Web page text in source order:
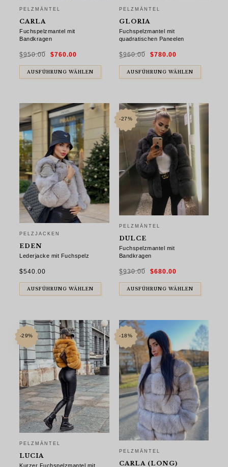
PELZMÄNTEL
CARLA
Fuchspelzmantel mit
Bandkragen
$950.00 Preis
$950.00
$760.00
$760.00.
AUSFÜHRUNG WÄHLEN
PELZMÄNTEL
GLORIA
Fuchspelzmantel mit
quadratischen Paneelen
$960.00 Preis
$960.00
$780.00Preis
$780.00.
AUSFÜHRUNG WÄHLEN
PELZJACKEN
EDEN
Lederjacke mit Fuchspelz
$540.00
AUSFÜHRUNG WÄHLEN
-27%
PELZMÄNTEL
DULCE
Fuchspelzmantel mit
Bandkragen
$930.00
Ursprünglicher
Preis
$930.00
$680.00Preis
$680.00.
AUSFÜHRUNG WÄHLEN
-29%
PELZMÄNTEL
LUCIA
Kurzer Fuchspelzmantel mit
-18%
PELZMÄNTEL
CARLA (LONG)